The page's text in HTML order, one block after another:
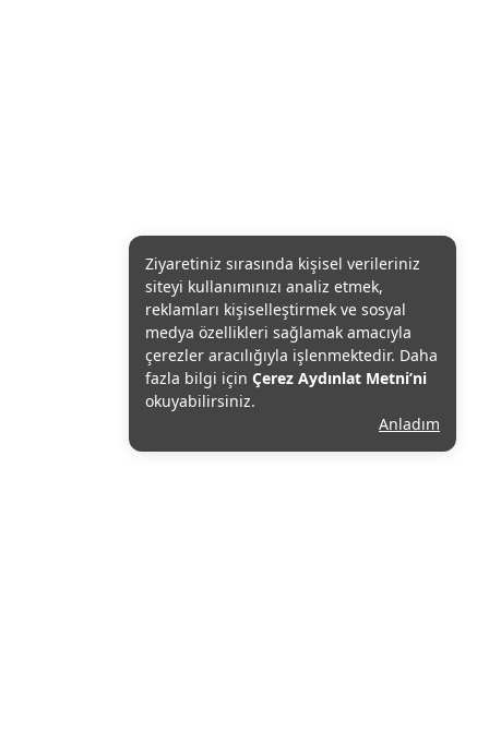
Ziyaretiniz sırasında kişisel verileriniz
siteyi kullanımınızı analiz etmek,
reklamları kişiselleştirmek ve sosyal
medya özellikleri sağlamak amacıyla
çerezler aracılığıyla işlenmektedir. Daha
fazla bilgi için Çerez Aydınlat Metni’ni
okuyabilirsiniz.
Anladım